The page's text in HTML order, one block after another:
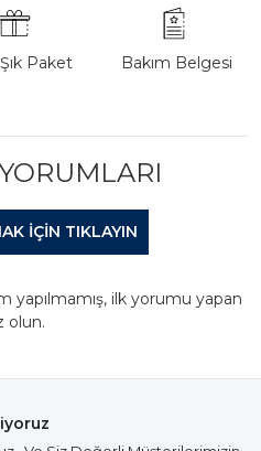
Paket Bakım Belgesi
IÇIN TIKLAYIN
yapılmamış, ilk yorumu yapan
olun.